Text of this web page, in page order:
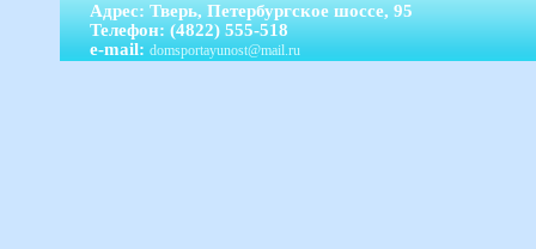
Адрес: Тверь, Петербургское шоссе, 95
Телефон: (4822) 555-518
e-mail: domsportayunost@mail.ru